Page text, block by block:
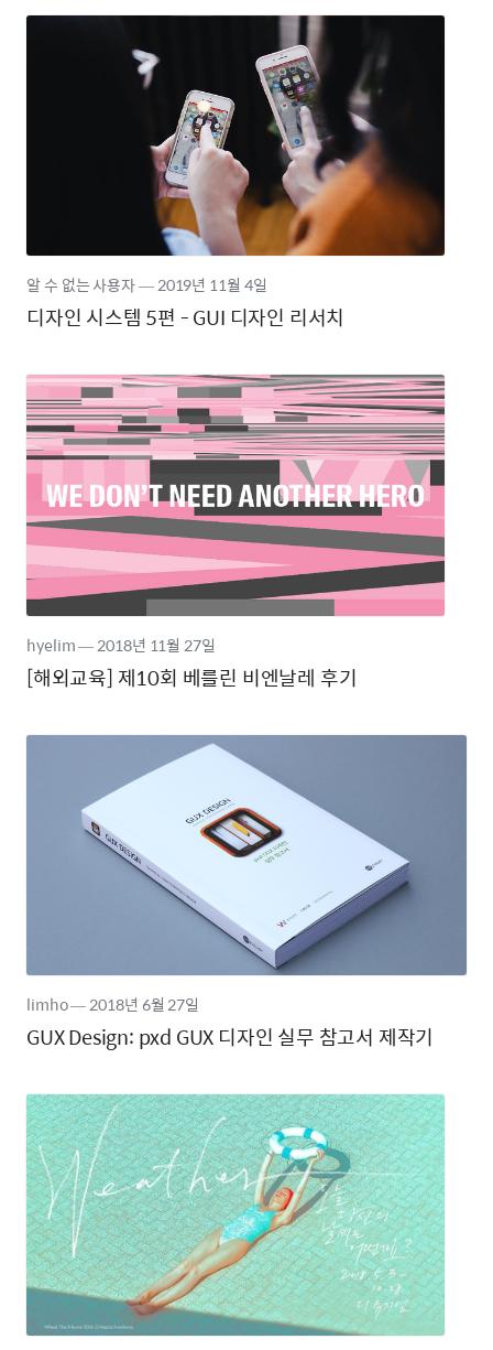
디자인 시스템 5편 - GUI 디자인 리서치
알 수 없는 사용자―2019년 11월 4일
[해외교육] 제10회 베를린 비엔날레 후기
hyelim―2018년 11월 27일
GUX Design: pxd GUX 디자인 실무 참고서 제작기
limho―2018년6월 27일